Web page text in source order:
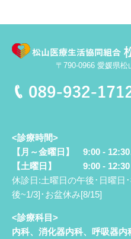
〒790-0966 愛媛県
<診療時間>
【月～金曜日】 9:00 -
【土曜日】 9:00 - 12:30
休診日:土曜日の午後･日曜日
後~1/3]･お盆休み[8/15]
<診療科目>
内科、消化器内科、呼吸器